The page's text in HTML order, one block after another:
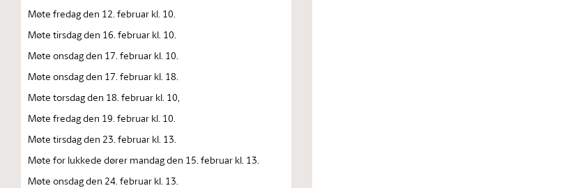
Møte fredag den 12. februar kl. 10.
Møte tirsdag den 16. februar kl. 10.
Møte onsdag den 17. februar kl. 10.
Møte onsdag den 17. februar kl. 18.
Møte torsdag den 18. februar kl. 10,
Møte fredag den 19. februar kl. 10.
Møte tirsdag den 23. februar kl. 13.
Møte for lukkede dører mandag den 15. februar kl. 13.
Møte onsdag den 24. februar kl. 13.